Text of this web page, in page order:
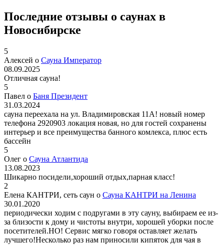
Последние отзывы о саунах в
Новосибирске
5
Алексей о Сауна Император
08.09.2025
Отличная сауна!
5
Павел о Баня Президент
31.03.2024
сауна переехала на ул. Владимировская 11А! новый номер
телефона 2920903 локация новая, но для гостей сохранены
интерьер и все преимущества банного комлекса, плюс есть
бассейн
5
Олег о Сауна Атлантида
13.08.2023
Шикарно посидели,хороший отдых,парная класс!
2
Елена КАНТРИ, сеть саун о Сауна КАНТРИ на Ленина
30.01.2020
периодически ходим с подругами в эту сауну, выбираем ее из-
за близости к дому и чистоты внутри, хорошей уборки после
посетителей.НО! Сервис мягко говоря оставляет желать
лучшего!Несколько раз нам приносили кипяток для чая в